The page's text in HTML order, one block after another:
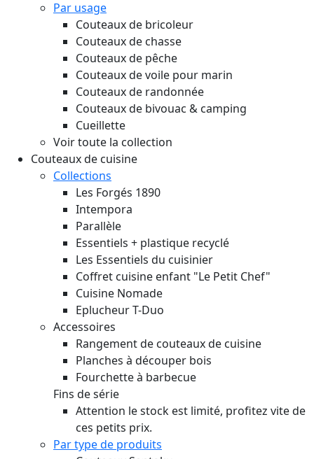
Par usage
Couteaux de bricoleur
Couteaux de chasse
Couteaux de pêche
Couteaux de voile pour marin
Couteaux de randonnée
Couteaux de bivouac & camping
Cueillette
Voir toute la collection
Couteaux de cuisine
Collections
Les Forgés 1890
Intempora
Parallèle
Essentiels + plastique recyclé
Les Essentiels du cuisinier
Coffret cuisine enfant "Le Petit Chef"
Cuisine Nomade
Eplucheur T-Duo
Accessoires
Rangement de couteaux de cuisine
Planches à découper bois
Fourchette à barbecue
Fins de série
Attention le stock est limité, profitez vite de
ces petits prix.
Par type de produits